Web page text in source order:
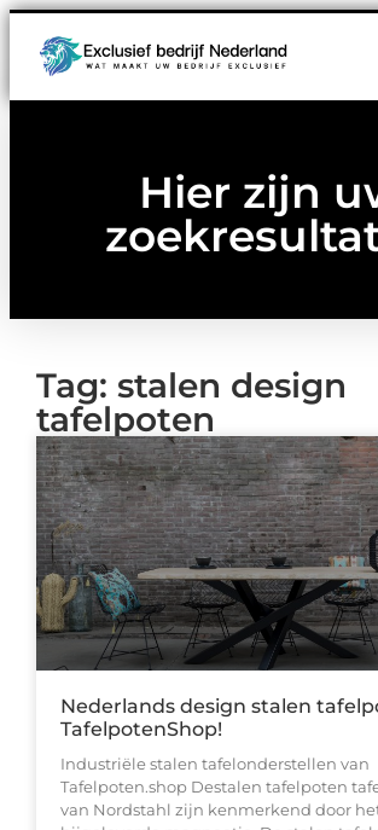
Hier zijn
Tag: stalen design
tafelpoten
Nederlands design stalen
TafelpotenShop!
Industriële stalen tafelonderstellen van
Tafelpoten.shop Destalen tafelpoten
van Nordstahl zijn kenmerkend door